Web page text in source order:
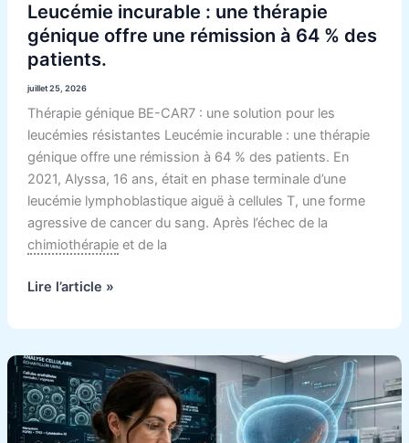
Leucémie incurable : une thérapie
génique offre une rémission à 64 % des
patients.
juillet 25, 2026
Thérapie génique BE-CAR7 : une solution pour les
leucémies résistantes Leucémie incurable : une thérapie
génique offre une rémission à 64 % des patients. En
2021, Alyssa, 16 ans, était en phase terminale d’une
leucémie lymphoblastique aiguë à cellules T, une forme
agressive de cancer du sang. Après l’échec de la
chimiothérapieet de la
patients.
Lire l’article »
Cancer
de
la
vessie